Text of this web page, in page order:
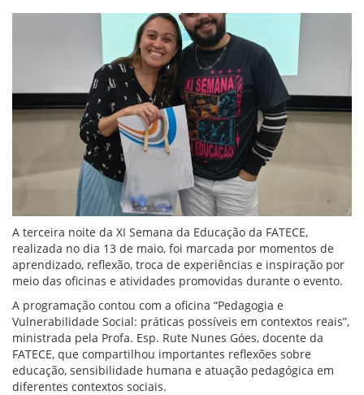
A terceira noite da XI Semana da Educação da FATECE,
realizada no dia 13 de maio, foi marcada por momentos de
aprendizado, reflexão, troca de experiências e inspiração por
meio das oficinas e atividades promovidas durante o evento.
A programação contou com a oficina “Pedagogia e
Vulnerabilidade Social: práticas possíveis em contextos reais”,
ministrada pela Profa. Esp. Rute Nunes Góes, docente da
FATECE, que compartilhou importantes reflexões sobre
educação, sensibilidade humana e atuação pedagógica em
diferentes contextos sociais.